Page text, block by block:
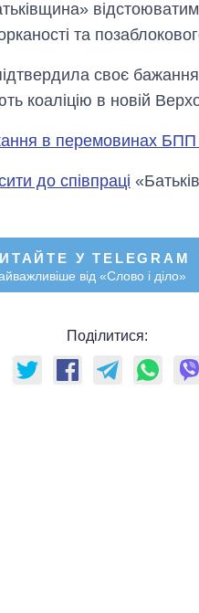
та
своє
коаліцію в новій
в перемовинах
до співпраці
У TELEGRAM
від «Слово і діло»
Поділитися: